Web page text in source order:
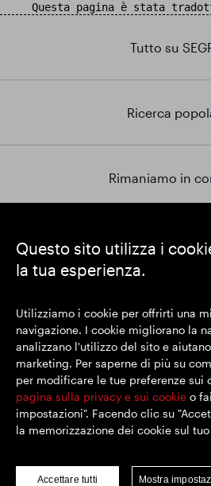
Questo sito utilizza i
la tua esperienza.
Utilizziamo i cookie per offrirti una
navigazione. I cookie migliorano la
analizzano l'utilizzo del sito e
marketing. Per saperne di più su
per modificare le tue preferenze sui
pagina sulla privacy e sui cookie o
impostazioni". Facendo clic su
la memorizzazione dei cookie sul
Accettare tutti Mostra
Questa pagina è stata
Tutto su
Ricerca
Rimaniamo in
https://
SEGRO plc
Numero di registrazione nel Regno Unito
Luogo di registrazione: Inghilterra e
© SEGRO 2022
Disclaimer
Politica sui cookie